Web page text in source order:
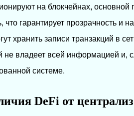
на блокчейнах,
что гарантирует прозрачность и
хранить записи транзакций в
не владеет всей информацией и,
системе.
DeFi от